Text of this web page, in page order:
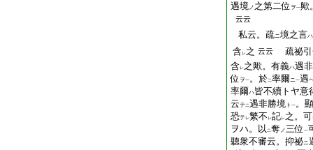
遇境ノ 之第二位 ヲ一歟
云云
私云。疏ニ境之言ハ
含レ之 云云
疏祕引
含レ之歟。有義ハ遇
位 ヲ一。於二率爾ニ一遇
率爾ハ皆不續トヤ意
云テ二遇非勝境 ト 一。顯
恐テレ繁不 レ記レ之。可
ヲハ。以 二奪 ノ三位 一
聽衆不審云。抑祕ニ